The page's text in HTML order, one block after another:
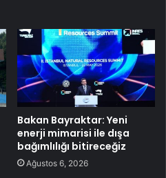
Bakan Bayraktar: Yeni
enerji mimarisi ile dışa
bağımlılığı bitireceğiz
Ağustos 6, 2026